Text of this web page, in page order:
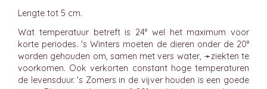
Lengte tot 5 cm.
Wat temperatuur betreft is 24° wel het maximum voor
korte periodes. 's Winters moeten de dieren onder de 20°
worden gehouden om, samen met vers water, ➛ziekten te
voorkomen. Ook verkorten constant hoge temperaturen
de levensduur. 's Zomers in de vijver houden is een goede